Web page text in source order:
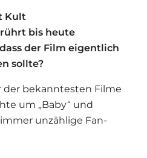
Kult
bis heute
der Film eigentlich
sollte?
der bekanntesten Filme
um „Baby“ und
unzählige Fan-